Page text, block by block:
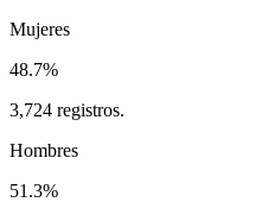
Mujeres
48.7%
3,724 registros.
Hombres
51.3%